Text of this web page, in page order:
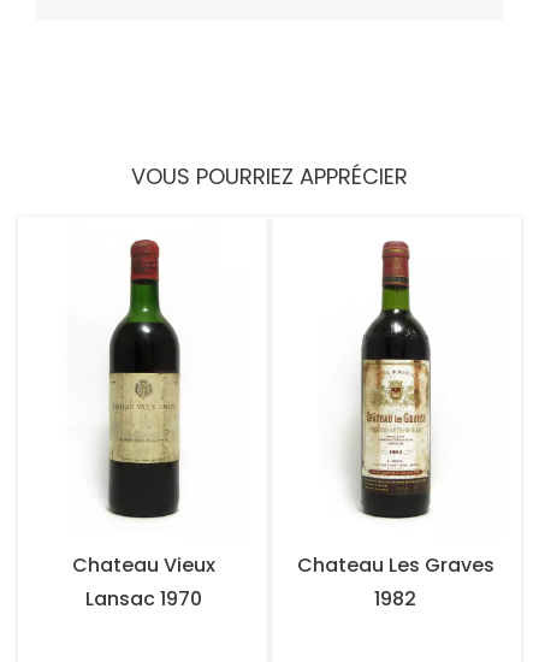
VOUS POURRIEZ APPRÉCIER
Chateau Vieux
Lansac 1970
Chateau Les Graves
1982